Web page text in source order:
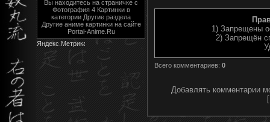
Вы находитесь на страничке с
Фотография 4 Картинки в
категории Другие раздела
Другие аниме картинки на сайте
Portal-Anime.Ru
1) Запрещены
2) Запрещён
Всего комментариев: 0
Добавлять комментарии